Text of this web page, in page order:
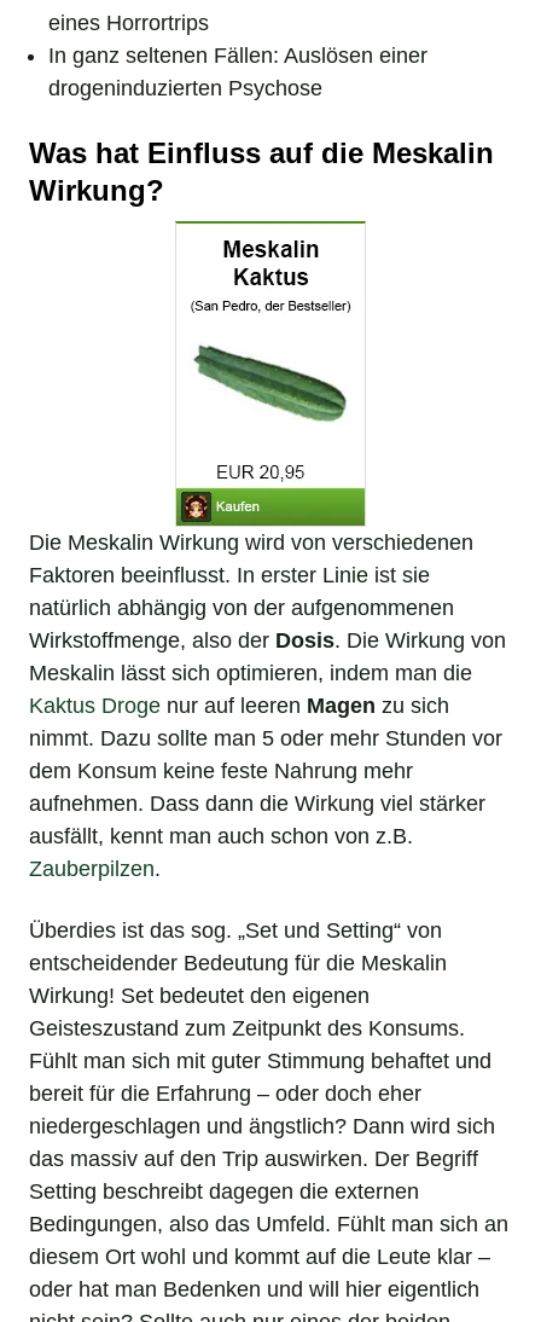
eines Horrortrips
In ganz seltenen Fällen: Auslösen einer
drogeninduzierten Psychose
Was hat Einfluss auf die Meskalin
Wirkung?
Die Meskalin Wirkung wird von verschiedenen
Faktoren beeinflusst. In erster Linie ist sie
natürlich abhängig von der aufgenommenen
Wirkstoffmenge, also der Dosis. Die Wirkung von
Meskalin lässt sich optimieren, indem man die
Kaktus Droge nur auf leeren Magen zu sich
nimmt. Dazu sollte man 5 oder mehr Stunden vor
dem Konsum keine feste Nahrung mehr
aufnehmen. Dass dann die Wirkung viel stärker
ausfällt, kennt man auch schon von z.B.
Zauberpilzen.
Überdies ist das sog. „Set und Setting“ von
entscheidender Bedeutung für die Meskalin
Wirkung! Set bedeutet den eigenen
Geisteszustand zum Zeitpunkt des Konsums.
Fühlt man sich mit guter Stimmung behaftet und
bereit für die Erfahrung – oder doch eher
niedergeschlagen und ängstlich? Dann wird sich
das massiv auf den Trip auswirken. Der Begriff
Setting beschreibt dagegen die externen
Bedingungen, also das Umfeld. Fühlt man sich an
diesem Ort wohl und kommt auf die Leute klar –
oder hat man Bedenken und will hier eigentlich